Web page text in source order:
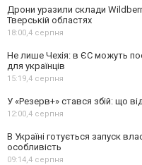
Дрони уразили склади
Тверській областях
18:00,4 серпня
Не лише Чехія: в ЄС можуть
для українців
15:19,4 серпня
У «Резерв+» стався збій: що
12:00,4 серпня
В Україні готується запуск
особливість
09:14,4 серпня